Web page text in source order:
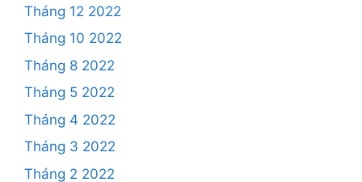
Tháng 12 2022
Tháng 10 2022
Tháng 8 2022
Tháng 5 2022
Tháng 4 2022
Tháng 3 2022
Tháng 2 2022